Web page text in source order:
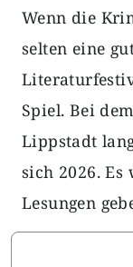
Wenn die
selten eine
Spiel. Bei
Lippstadt
sich 2026.
Lesungen